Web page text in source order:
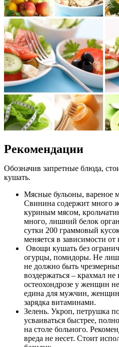
Рекомендации
Обозначив запретные блюда,
кушать.
Мясные бульоны, вареное
Свинина содержит много
куриным мясом,
много, лишний белок
сутки 200 граммовый
меняется в зависимости
Овощи кушать без
огурцы, помидоры. Не
не должно быть
воздержаться – крахмал
остеохондрозе у женщин
едина для мужчин,
зарядка витаминами.
Зелень. Укроп, петрушка
усваиваться быстрее,
на столе больного.
вреда не несет. Стоит